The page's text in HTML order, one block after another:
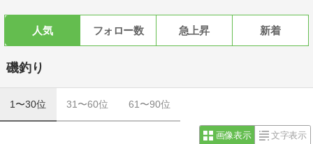
人気 フォロー数 急上昇 新着
磯釣り
1〜30位 31〜60位 61〜90位
画像表示 文字表示